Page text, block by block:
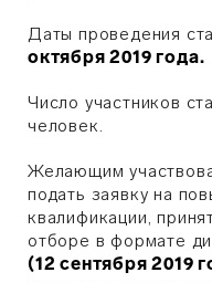
Даты проведения
октября 2019 года.
Число участников
человек.
Желающим
подать заявку на
квалификации,
отборе в формате
(12 сентября 2019